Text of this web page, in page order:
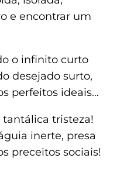
e encontrar um
o infinito curto
desejado surto,
perfeitos ideais…
tantálica tristeza!
inerte, presa
preceitos sociais!